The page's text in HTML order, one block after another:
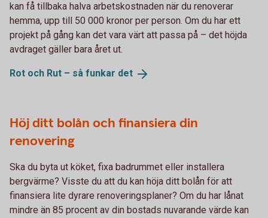
kan få tillbaka halva arbetskostnaden när du renoverar
hemma, upp till 50 000 kronor per person. Om du har ett
projekt på gång kan det vara värt att passa på – det höjda
avdraget gäller bara året ut.
Rot och Rut – så funkar det
Höj ditt bolån och finansiera din
renovering
Ska du byta ut köket, fixa badrummet eller installera
bergvärme? Visste du att du kan höja ditt bolån för att
finansiera lite dyrare renoveringsplaner? Om du har lånat
mindre än 85 procent av din bostads nuvarande värde kan